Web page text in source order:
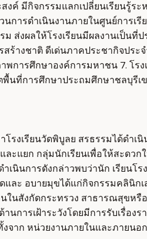
ค์ มีกิจกรรมแลกเปลี่ยนเรียนรู้ระ
การดำเนินงานภายในศูนย์การเรี
ส่งผลให้โรงเรียนมีผลงานเป็นที่
ร้างชาติ ดีเด่นภาคประชากิจประ
การศึกษาองค์การมหาชน 7. โรง
นที่การศึกษาประถมศึกษาชลบุรีเ
งเรียนวัดพิบูลย สรธรรมได้ดำเ
ะแยก กลุ่มนักเรียนเพื่อให้สะดว
เนินการดังกล่าวพบว่านัก เรียนโ
และ อบายมุขได้แก่กิจกรรมคลินิก
นสังกัดกระทรวง สาธารณสุขหรื
การเฝ้าระวังโดยมีการรับเรื่องร
จาก หน่วยงานภายในและภายนอ